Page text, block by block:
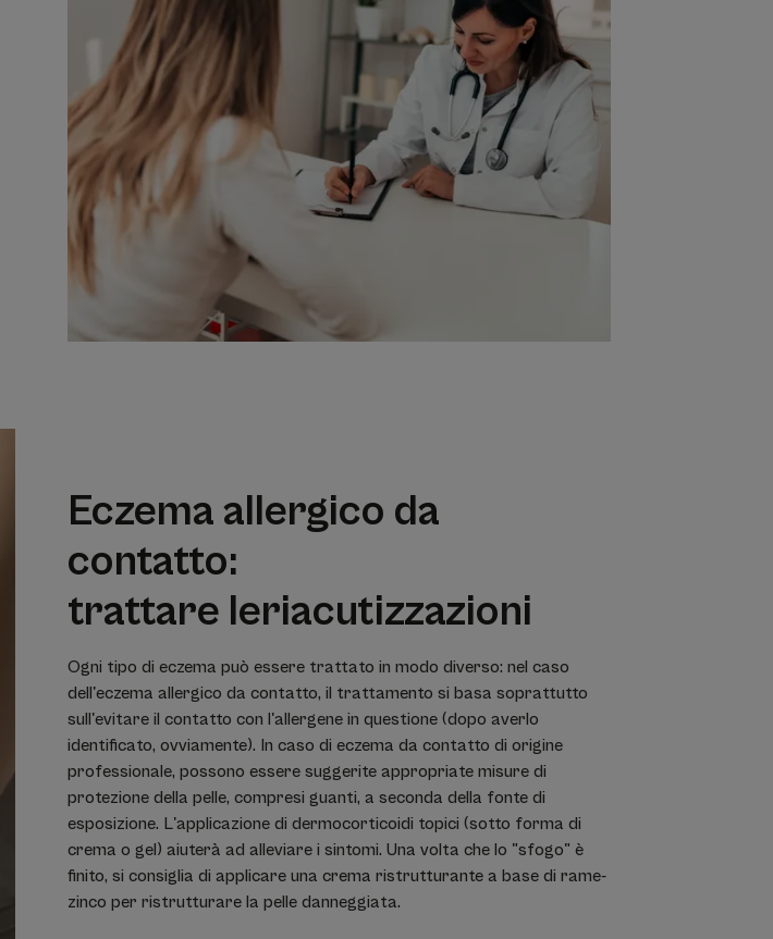
Eczema allergico da
contatto:
trattare leriacutizzazioni
Ogni tipo di eczema può essere trattato in modo diverso: nel caso
dell'eczema allergico da contatto, il trattamento si basa soprattutto
sull'evitare il contatto con l'allergene in questione (dopo averlo
identificato, ovviamente). In caso di eczema da contatto di origine
professionale, possono essere suggerite appropriate misure di
protezione della pelle, compresi guanti, a seconda della fonte di
esposizione. L'applicazione di dermocorticoidi topici (sotto forma di
crema o gel) aiuterà ad alleviare i sintomi. Una volta che lo "sfogo" è
finito, si consiglia di applicare una crema ristrutturante a base di rame-
zinco per ristrutturare la pelle danneggiata.